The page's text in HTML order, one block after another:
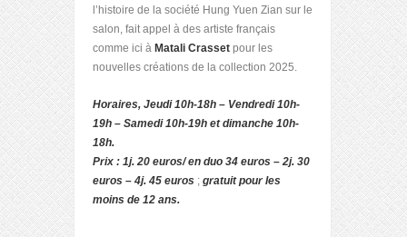
l’histoire de la société Hung Yuen Zian sur le
salon, fait appel à des artiste français
comme ici à Matali Crasset pour les
nouvelles créations de la collection 2025.
Horaires, Jeudi 10h-18h – Vendredi 10h-
19h – Samedi 10h-19h et dimanche 10h-
18h.
Prix : 1j. 20 euros/ en duo 34 euros – 2j. 30
euros – 4j. 45 euros ; gratuit pour les
moins de 12 ans.